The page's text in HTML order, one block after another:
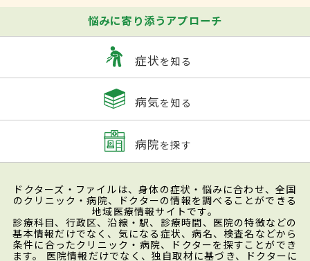
悩みに寄り添うアプローチ
症状を知る
病気を知る
病院を探す
ドクターズ・ファイルは、身体の症状・悩みに合わせ、全国
のクリニック・病院、ドクターの情報を調べることができる
地域医療情報サイトです。
診療科目、行政区、沿線・駅、診療時間、医院の特徴などの
基本情報だけでなく、気になる症状、病名、検査名などから
条件に合ったクリニック・病院、ドクターを探すことができ
ます。 医院情報だけでなく、独自取材に基づき、ドクターに